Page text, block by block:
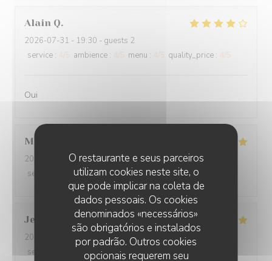
O restaurante e seus parceiros
utilizam cookies neste site, o
que pode implicar na coleta de
dados pessoais. Os cookies
denominados «necessários»
são obrigatórios e instalados
por padrão. Outros cookies
opcionais requerem seu
Alain Q
2026-07-31 - 19:30 - guests 2
service : ambience : menu : quality_price :
Oui
Martine
2026-07-30 - 20:00 - guests 2
service
ambience :5/5 menu: 5/5 quality_price
Jean-Baptiste J
2026-07-30
- 19:30 - guests 2
service
ambience:5/5 menu :5/5 quality_price